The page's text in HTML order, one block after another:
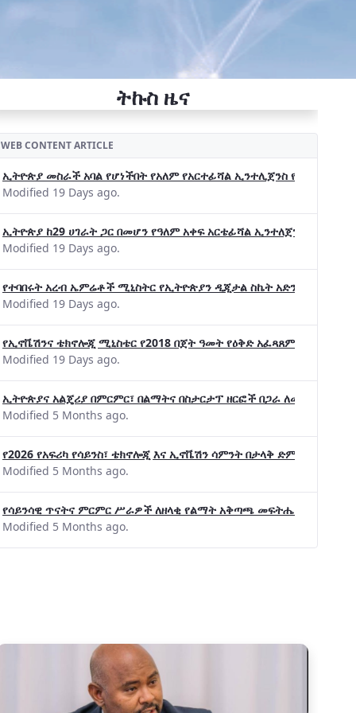
ትኩስ ዜና
WEB CONTENT ARTICLE
ኢትዮጵያ መስራች አባል የሆነችበት የአለም የአርተፊሻል ኢንተሊጀንስ የትብብር
Modified 19 Days ago.
ኢትዮጵያ ከ29 ሀገራት ጋር በመሆን የዓለም አቀፍ አርቴፊሻል ኢንተለጀንስ ትብብር
Modified 19 Days ago.
የተባበሩት አረብ ኤምሬቶች ሚኒስትር የኢትዮጵያን ዲጂታል ስኬት አድንቀዋል
Modified 19 Days ago.
የኢኖቬሽንና ቴክኖሎጂ ሚኒስቴር የ2018 በጀት ዓመት የዕቅድ አፈጻጸምና የቀጣይ
Modified 19 Days ago.
ኢትዮጵያና አልጄሪያ በምርምር፣ በልማትና በስታርታፕ ዘርፎች በጋራ ለመስራት መከሩ፡፡
Modified 5 Months ago.
የ2026 የአፍሪካ የሳይንስ፣ ቴክኖሎጂ እና ኢኖቬሽን ሳምንት በታላቅ ድምቀት
Modified 5 Months ago.
የሳይንሳዊ ጥናትና ምርምር ሥራዎች ለዘላቂ የልማት አቅጣጫ መፍትሔ ጠቋሚ
Modified 5 Months ago.